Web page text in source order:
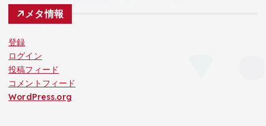
メタ情報
登録
ログイン
投稿フィード
コメントフィード
WordPress.org